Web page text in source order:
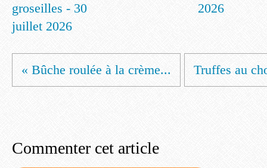
groseilles - 30
juillet 2026
2026
« Bûche roulée à la crème... Truffes au
Commenter cet article